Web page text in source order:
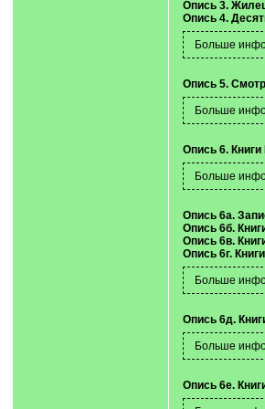
Опись 3.
Опись 4.
Опись 5.
Опись 6. Книги
Опись 6а.
Опись 6б.
Опись 6в.
Опись 6г.
Опись 6д.
Опись 6е.